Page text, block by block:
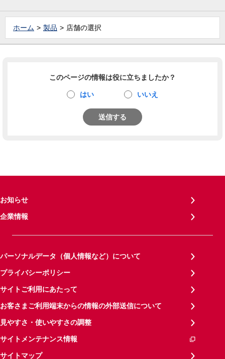
ホーム 製品 店舗の選択
このページの情報は役に立ちましたか？
はい いいえ
送信する
お知らせ
企業情報
パーソナルデータ（個人情報など）について
プライバシーポリシー
サイトご利用にあたって
お客さまご利用端末からの情報の外部送信について
見やすさ・使いやすさの調整
サイトメンテナンス情報
サイトマップ